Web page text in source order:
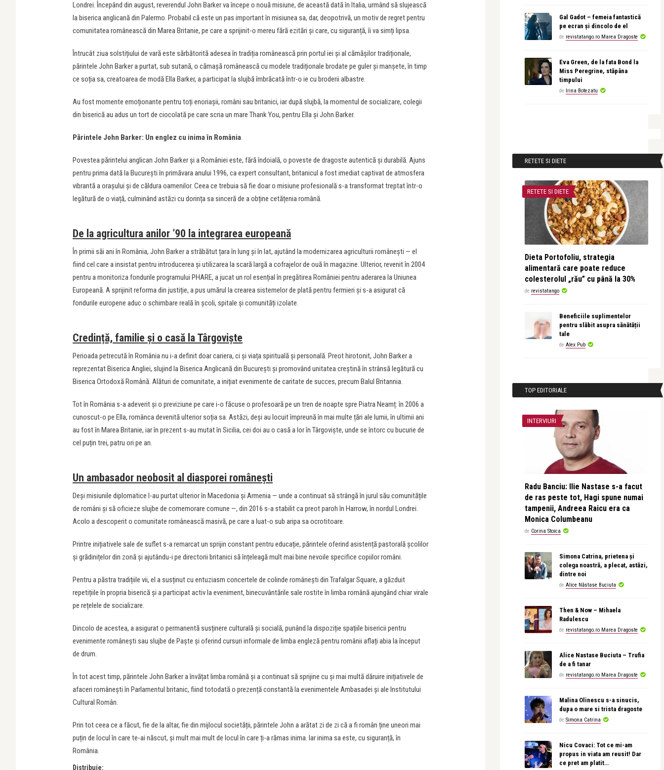
Londrei. Începând din august, reverendul John Barker va începe o nouă misiune, de această dată în Italia, urmând să slujească
la biserica anglicană din Palermo. Probabil că este un pas important în misiunea sa, dar, deopotrivă, un motiv de regret pentru
comunitatea românească din Marea Britanie, pe care a sprijinit-o mereu fără ezitări și care, cu siguranță, îi va simți lipsa.
Întrucât ziua solstițiului de vară este sărbătorită adesea în tradiția românească prin portul iei și al cămășilor tradiționale,
părintele John Barker a purtat, sub sutană, o cămașă românească cu modele tradiționale brodate pe guler și manșete, în timp
ce soția sa, creatoarea de modă Ella Barker, a participat la slujbă îmbrăcată într-o ie cu broderii albastre.
Au fost momente emoționante pentru toți enoriașii, români sau britanici, iar după slujbă, la momentul de socializare, colegii
din biserică au adus un tort de ciocolată pe care scria un mare Thank You, pentru Ella și John Barker.
Părintele John Barker: Un englez cu inima în România
Povestea părintelui anglican John Barker și a României este, fără îndoială, o poveste de dragoste autentică și durabilă. Ajuns
pentru prima dată la București în primăvara anului 1996, ca expert consultant, britanicul a fost imediat captivat de atmosfera
vibrantă a orașului și de căldura oamenilor. Ceea ce trebuia să fie doar o misiune profesională s-a transformat treptat într-o
legătură de o viață, culminând astăzi cu dorința sa sinceră de a obține cetățenia română.
De la agricultura anilor ’90 la integrarea europeană
În primii săi ani în România, John Barker a străbătut țara în lung și în lat, ajutând la modernizarea agriculturii românești — el
fiind cel care a insistat pentru introducerea și utilizarea la scară largă a cofrajelor de ouă în magazine. Ulterior, revenit în 2004
pentru a monitoriza fondurile programului PHARE, a jucat un rol esențial în pregătirea României pentru aderarea la Uniunea
Europeană. A sprijinit reforma din justiție, a pus umărul la crearea sistemelor de plată pentru fermieri și s-a asigurat că
fondurile europene aduc o schimbare reală în școli, spitale și comunități izolate.
Credință, familie și o casă la Târgoviște
Perioada petrecută în România nu i-a definit doar cariera, ci și viața spirituală și personală. Preot hirotonit, John Barker a
reprezentat Biserica Angliei, slujind la Biserica Anglicană din București și promovând unitatea creștină în strânsă legătură cu
Biserica Ortodoxă Română. Alături de comunitate, a inițiat evenimente de caritate de succes, precum Balul Britannia.
Tot în România s-a adeverit și o previziune pe care i-o făcuse o profesoară pe un tren de noapte spre Piatra Neamț: în 2006 a
cunoscut-o pe Ella, românca devenită ulterior soția sa. Astăzi, deși au locuit împreună în mai multe țări ale lumii, în ultimii ani
au fost în Marea Britanie, iar în prezent s-au mutat în Sicilia, cei doi au o casă a lor în Târgoviște, unde se întorc cu bucurie de
cel puțin trei, patru ori pe an.
Un ambasador neobosit al diasporei românești
Deși misiunile diplomatice l-au purtat ulterior în Macedonia și Armenia — unde a continuat să strângă în jurul său comunitățile
de români și să oficieze slujbe de comemorare comune —, din 2016 s-a stabilit ca preot paroh în Harrow, în nordul Londrei.
Acolo a descoperit o comunitate românească masivă, pe care a luat-o sub aripa sa ocrotitoare.
Printre inițiativele sale de suflet s-a remarcat un sprijin constant pentru educație, părintele oferind asistență pastorală școlilor
și grădinițelor din zonă și ajutându-i pe directorii britanici să înțeleagă mult mai bine nevoile specifice copiilor români.
Pentru a păstra tradițiile vii, el a susținut cu entuziasm concertele de colinde românești din Trafalgar Square, a găzduit
repetițiile în propria biserică și a participat activ la eveniment, binecuvântările sale rostite în limba română ajungând chiar virale
pe rețelele de socializare.
Dincolo de acestea, a asigurat o permanentă susținere culturală și socială, punând la dispoziție spațiile bisericii pentru
evenimente românești sau slujbe de Paște și oferind cursuri informale de limba engleză pentru românii aflați abia la început
de drum.
În tot acest timp, părintele John Barker a învățat limba română și a continuat să sprijine cu și mai multă dăruire inițiativele de
afaceri românești în Parlamentul britanic, fiind totodată o prezență constantă la evenimentele Ambasadei și ale Institutului
Cultural Român.
Prin tot ceea ce a făcut, fie de la altar, fie din mijlocul societății, părintele John a arătat zi de zi că a fi român ține uneori mai
puțin de locul în care te-ai născut, și mult mai mult de locul în care ți-a rămas inima. Iar inima sa este, cu siguranță, în
România.
Distribuie:
Gal Gadot – femeia fantastică
pe ecran și dincolo de el
de revistatango.ro Marea Dragoste
Eva Green, de la fata Bond la
Miss Peregrine, stăpâna
timpului
de Irina Botezatu
RETETE SI DIETE
RETETE SI DIETE
Dieta Portofoliu, strategia
alimentară care poate reduce
colesterolul „rău” cu până la 30%
de revistatango
Beneficiile suplimentelor
pentru slăbit asupra sănătății
tale
de Alex Pub
TOP EDITORIALE
INTERVIURI
Radu Banciu: Ilie Nastase s-a facut
de ras peste tot, Hagi spune numai
tampenii, Andreea Raicu era ca
Monica Columbeanu
de Corina Stoica
Simona Catrina, prietena și
colega noastră, a plecat, astăzi,
dintre noi
de Alice Năstase Buciuta
Then & Now – Mihaela
Radulescu
de revistatango.ro Marea Dragoste
Alice Nastase Buciuta – Trufia
de a fi tanar
de revistatango.ro Marea Dragoste
Malina Olinescu s-a sinucis,
dupa o mare si trista dragoste
de Simona Catrina
Nicu Covaci: Tot ce mi-am
propus in viata am reusit! Dar
ce pret am platit…